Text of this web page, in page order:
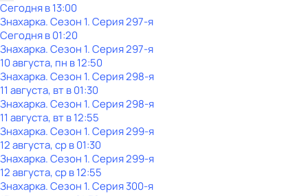
Сегодня в 13:00
Знaхaрка. Сезон 1. Серия 297-я
Сегодня в 01:20
Знaхaрка. Сезон 1. Серия 297-я
10 августа, пн в 12:50
Знaхaрка. Сезон 1. Серия 298-я
11 августа, вт в 01:30
Знaхaрка. Сезон 1. Серия 298-я
11 августа, вт в 12:55
Знaхaрка. Сезон 1. Серия 299-я
12 августа, ср в 01:30
Знaхaрка. Сезон 1. Серия 299-я
12 августа, ср в 12:55
Знaхaрка. Сезон 1. Серия 300-я